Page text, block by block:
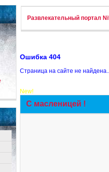
Развлекательный портал
Ошибка 404
Страница на сайте не
New!
С масленицей !